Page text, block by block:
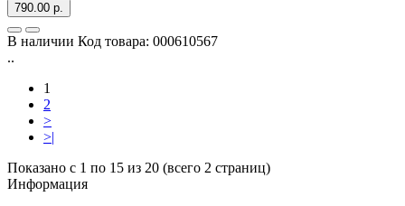
790.00 р.
В наличии Код товара: 000610567
..
1
2
>
>|
Показано с 1 по 15 из 20 (всего 2 страниц)
Информация